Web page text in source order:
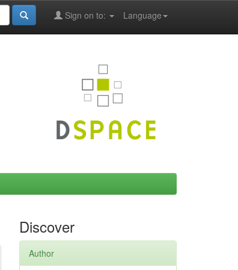
Language
Sign on to:
Discover
Author